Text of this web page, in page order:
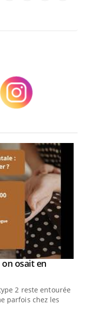
osait en
2 reste entourée
parfois chez les